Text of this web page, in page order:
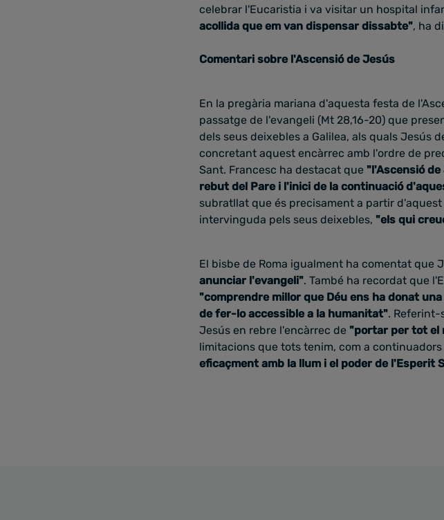
celebrar l'Eucaristia i va visitar un hospital
acollida que em van dispensar dissabte", ha
Comentari sobre l'Ascensió de Jesús
En la pregària mariana d'aquesta festa de
passatge de l'evangeli (Mt 28,16-20) que
dels seus deixebles a Galilea, als quals Jesús
concretant aquest encàrrec amb l'ordre de
Sant. Francesc ha destacat que "l'Ascensió
rebut del Pare i l'inici de la continuació
subratllat que és precisament a partir
intervinguda pels seus deixebles, "els qui
El bisbe de Roma igualment ha comentat que
anunciar l'evangeli". També ha recordat que
"comprendre millor que Déu ens ha donat
de fer-lo accessible a la humanitat". Referint-
Jesús en rebre l'encàrrec de "portar per tot el
limitacions que tots tenim, com a
eficaçment amb la llum i el poder de l'Esperit